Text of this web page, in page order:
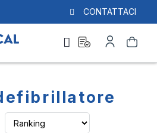
CONTATTACI
Cerca
preventivo
mio
Account